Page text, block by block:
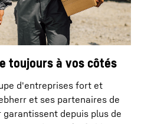
toujours à vos côtés
d'entreprises fort et
et ses partenaires de
garantissent depuis plus de